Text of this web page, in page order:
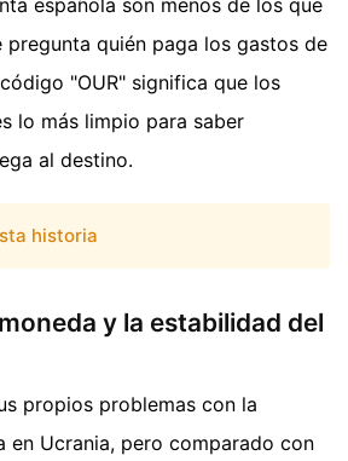
pregunta quién paga los gastos de
"OUR" significa que los
lo más limpio para saber
al destino.
historia
y la estabilidad del
propios problemas con la
en Ucrania, pero comparado con